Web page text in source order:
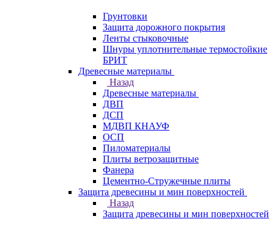
Грунтовки
Защита дорожного покрытия
Ленты стыковочные
Шнуры уплотнительные термостойкие
БРИТ
Древесные материалы
Назад
Древесные материалы
ДВП
ДСП
МДВП КНАУФ
ОСП
Пиломатериалы
Плиты ветрозащитные
Фанера
Цементно-Стружечные плиты
Защита древесины и мин поверхностей
Назад
Защита древесины и мин поверхностей